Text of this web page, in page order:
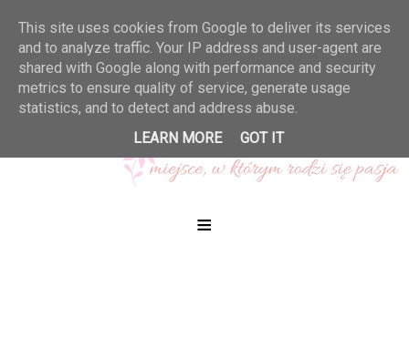
≡
This site uses cookies from Google to deliver its services
and to analyze traffic. Your IP address and user-agent are
shared with Google along with performance and security
metrics to ensure quality of service, generate usage
statistics, and to detect and address abuse.
LEARN MORE
GOT IT